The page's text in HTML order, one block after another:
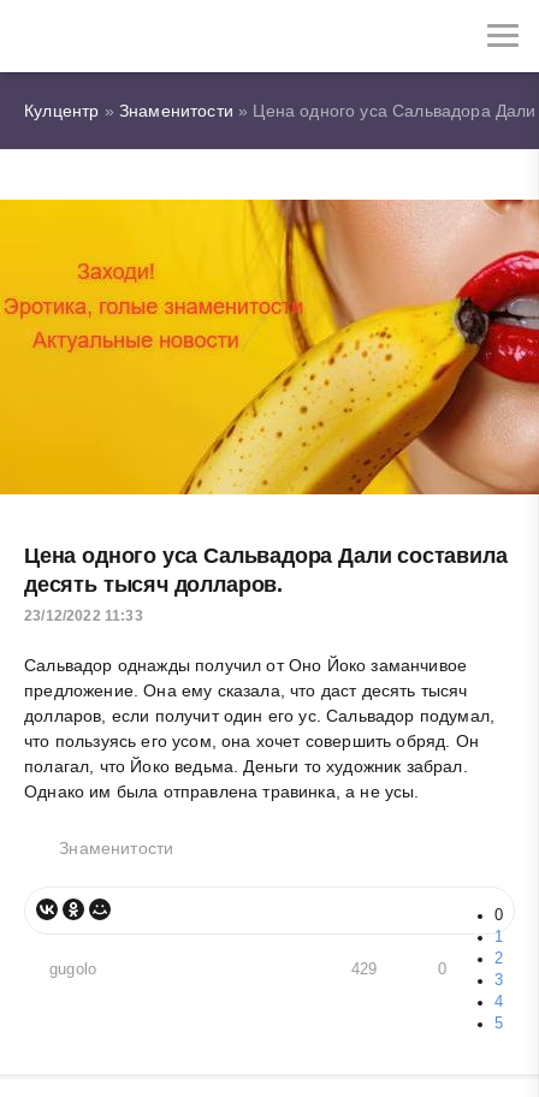
Кулцентр » Знаменитости » Цена одного уса Сальвадора
Цена одного уса Сальвадора Дали составила
десять тысяч долларов.
23/12/2022 11:33
Сальвадор однажды получил от Оно Йоко заманчивое
предложение. Она ему сказала, что даст десять тысяч
долларов, если получит один его ус. Сальвадор подумал,
что пользуясь его усом, она хочет совершить обряд. Он
полагал, что Йоко ведьма. Деньги то художник забрал.
Однако им была отправлена травинка, а не усы.
Знаменитости
0
1
2
3
4
5
gugolo 0
429